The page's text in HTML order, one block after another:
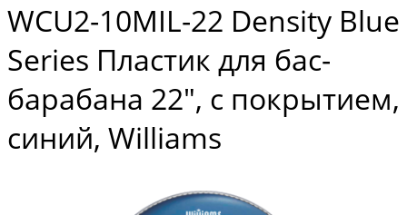
WCU2-10MIL-22 Density Blue
Series Пластик для бас-
барабана 22", с покрытием,
синий, Williams